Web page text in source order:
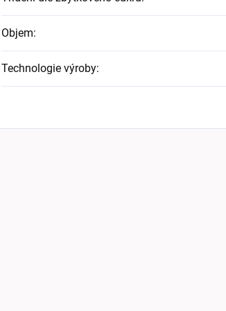
Objem:
Technologie výroby: